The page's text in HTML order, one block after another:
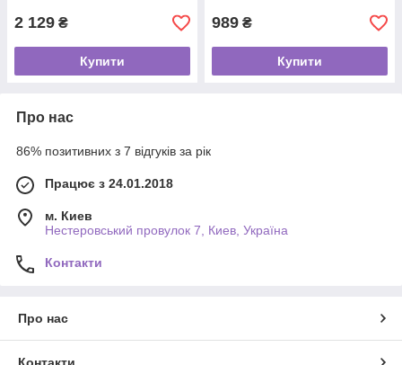
2 129 ₴
Купити
989 ₴
Купити
Про нас
86% позитивних з 7 відгуків за рік
Працює з 24.01.2018
м. Киев
Нестеровський провулок 7, Киев, Україна
Контакти
Про нас